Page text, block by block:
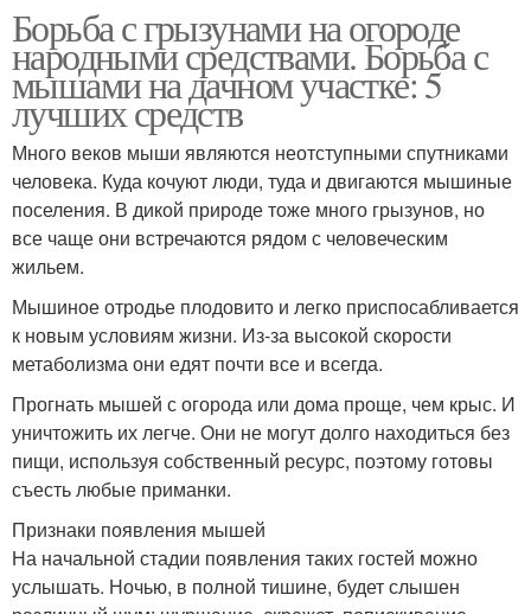
Борьба с грызунами на огороде
народными средствами. Борьба с
мышами на дачном участке: 5
лучших средств
Много веков мыши являются неотступными спутниками
человека. Куда кочуют люди, туда и двигаются мышиные
поселения. В дикой природе тоже много грызунов, но
все чаще они встречаются рядом с человеческим
жильем.
Мышиное отродье плодовито и легко приспосабливается
к новым условиям жизни. Из-за высокой скорости
метаболизма они едят почти все и всегда.
Прогнать мышей с огорода или дома проще, чем крыс. И
уничтожить их легче. Они не могут долго находиться без
пищи, используя собственный ресурс, поэтому готовы
съесть любые приманки.
Признаки появления мышей
На начальной стадии появления таких гостей можно
услышать. Ночью, в полной тишине, будет слышен